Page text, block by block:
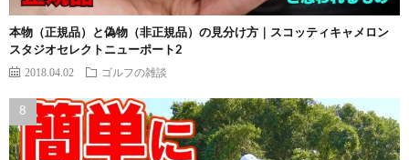
本物（正規品）と偽物（非正規品）の見分け方｜スコッティキャメロン
スタジオセレクトニューポート2
2018.04.02 ゴルフの雑談